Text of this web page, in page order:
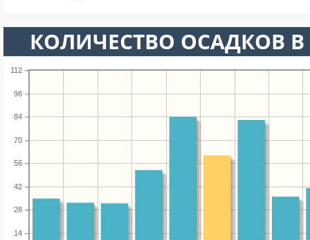
КОЛИЧЕСТВО ОСАДКОВ
14
28
42
56
70
84
98
112